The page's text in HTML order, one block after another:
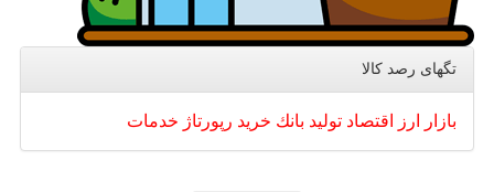
تگهای رصد كالا
بازار ارز اقتصاد تولید بانك خرید رپورتاژ خدمات